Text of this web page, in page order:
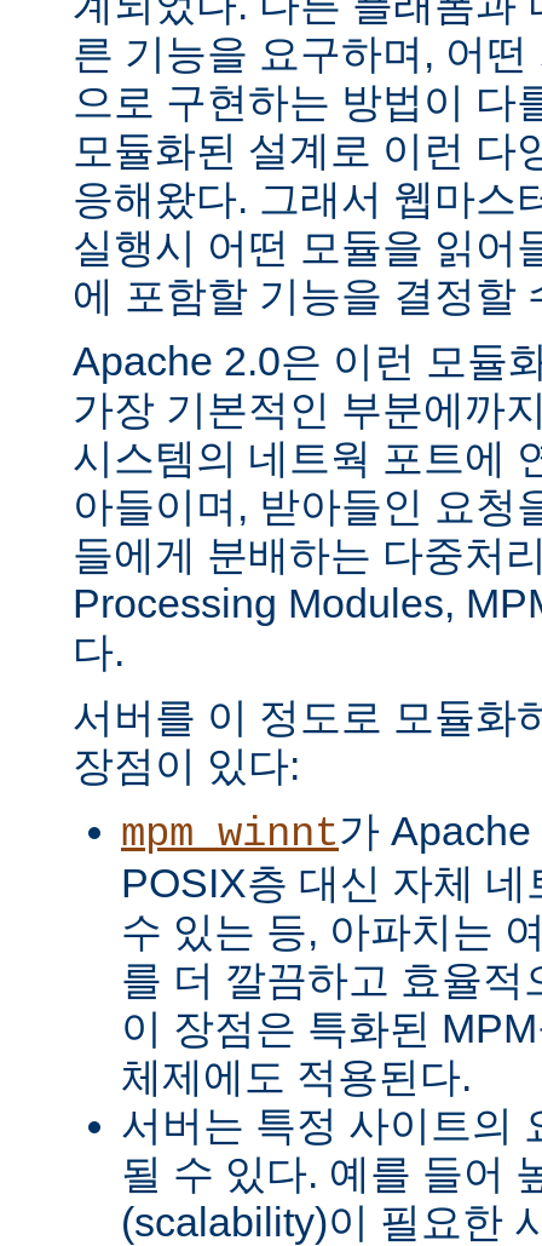
른 기능을 요구하며, 어
으로 구현하는 방법이 다
모듈화된 설계로 이런 다
응해왔다. 그래서 웹마스
실행시 어떤 모듈을 읽어
에 포함할 기능을 결정할
Apache 2.0은 이런 모듈
가장 기본적인 부분에까
시스템의 네트웍 포트에
아들이며, 받아들인 요청
들에게 분배하는 다중처
Processing Modules,
다.
서버를 이 정도로 모듈화
장점이 있다:
mpm_winnt가
POSIX층 대신 자체
수 있는 등, 아파치는
를 더 깔끔하고 효율적
이 장점은 특화된
체제에도 적용된다.
서버는 특정 사이트의
될 수 있다. 예를 들어
(scalability)이 필요한